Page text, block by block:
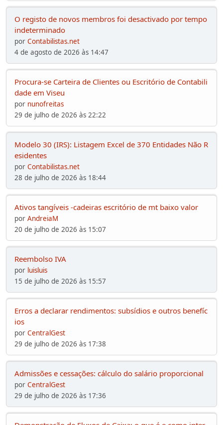
O registo de novos membros foi desactivado por tempo
indeterminado
por Contabilistas.net
4 de agosto de 2026 às 14:47
Procura-se Carteira de Clientes ou Escritório de Contabili
dade em Viseu
por nunofreitas
29 de julho de 2026 às 22:22
Modelo 30 (IRS): Listagem Excel de 370 Entidades Não R
esidentes
por Contabilistas.net
28 de julho de 2026 às 18:44
Ativos tangíveis -cadeiras escritório de mt baixo valor
por AndreiaM
20 de julho de 2026 às 15:07
Reembolso IVA
por luisluis
15 de julho de 2026 às 15:57
Erros a declarar rendimentos: subsídios e outros benefíc
ios
por CentralGest
29 de julho de 2026 às 17:38
Admissões e cessações: cálculo do salário proporcional
por CentralGest
29 de julho de 2026 às 17:36